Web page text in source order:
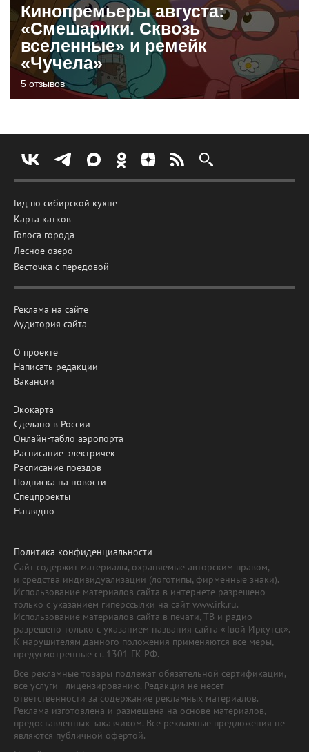
Кинопремьеры августа:
«Смешарики. Сквозь
вселенные» и ремейк
«Чучела»
5 отзывов
Гид по сибирской кухне
Карта катков
Голоса города
Лесное озеро
Весточка с передовой
Реклама на сайте
Аудитория сайта
О проекте
Написать редакции
Вакансии
Экокарта
Сделано в России
Онлайн-табло аэропорта
Расписание электричек
Расписание поездов
Подписка на новости
Спецпроекты
Наглядно
Политика конфиденциальности
Сайт содержит материалы, охраняемые авторским правом,
и средства индивидуализации (логотипы, фирменные знаки).
Использование материалов сайта в интернете разрешено
только с указанием гиперссылки на сайт www.irk.ru.
Использование материалов сайта в печати, ТВ и радио
разрешено только с указанием названия сайта «Твой Иркутск».
К нарушителям данного положения применяются все меры,
предусмотренные ст. 1301 ГК РФ.
Все рекламные товары подлежат обязательной сертификации,
все услуги - лицензированию. Редакция не несет
ответственности за содержание рекламных материалов.
Реклама изготовлена и размещена на основе материалов,
предоставленных заказчиком. Все рекламные предложения не
являются публичной офертой.